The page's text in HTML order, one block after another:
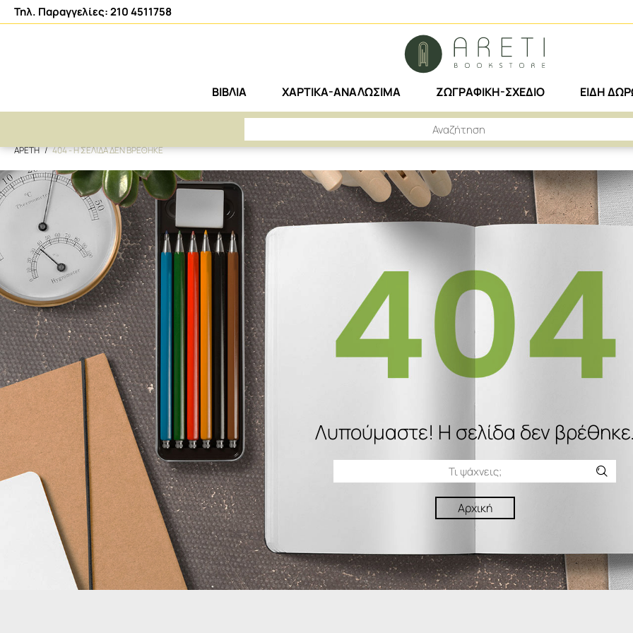
Τηλ. Παραγγελίες: 210 4511758
ΒΙΒΛΙΑ ΧΑΡΤΙΚΑ-ΑΝΑΛΩΣΙΜΑ ΖΩΓΡΑΦΙΚΗ-ΣΧΕΔΙΟ ΕΙΔΗ
ΑΡΕΤΗ 404 - Η ΣΕΛΙΔΑ ΔΕΝ ΒΡΕΘΗΚΕ
Λυπούμαστε! H σελίδα δεν
Αρχική